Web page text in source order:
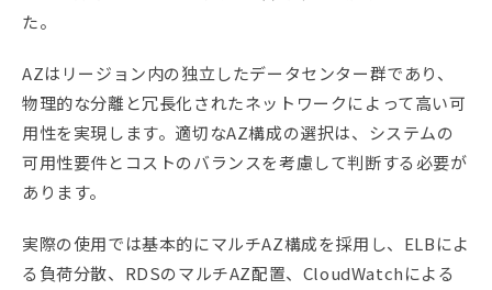
た。
AZはリージョン内の独立したデータセンター群であり、
物理的な分離と冗長化されたネットワークによって高い可
用性を実現します。適切なAZ構成の選択は、システムの
可用性要件とコストのバランスを考慮して判断する必要が
あります。
実際の使用では基本的にマルチAZ構成を採用し、ELBによ
る負荷分散、RDSのマルチAZ配置、CloudWatchによる